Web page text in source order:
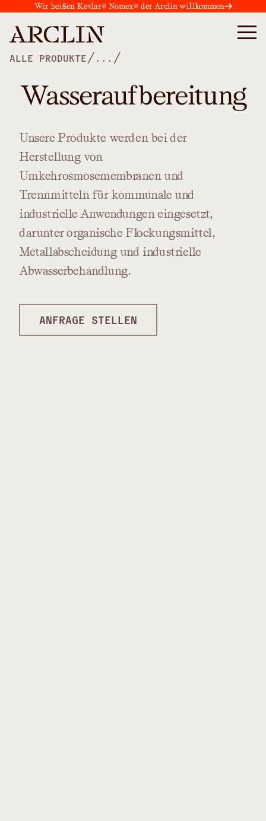
Wir heißen Kevlar® Nomex® der Arclin willkommen
ALLE PRODUKTE / ... /
Wasseraufbereitung
Unsere Produkte werden bei der
Herstellungvon
Umkehrosmosemembranen und
Trennmitteln fürkommunale und
industrielle Anwendungen eingesetzt,
darunterorganische Flockungsmittel,
Metallabscheidungund industrielle
Abwasserbehandlung.
ANFRAGE STELLEN